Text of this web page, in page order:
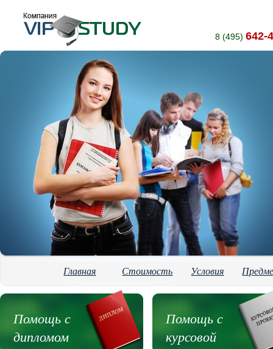
8 (495) 642-
Главная Стоимость Условия
Помощь с
дипломом
Помощь с
курсовой